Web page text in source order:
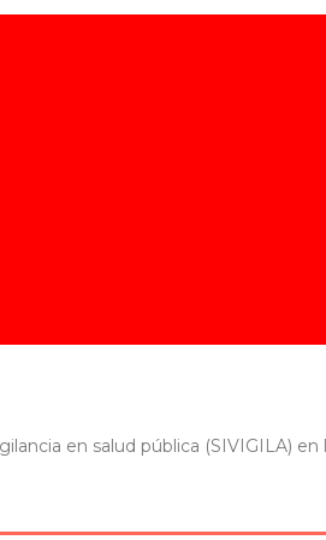
en salud pública (SIVIGILA) en